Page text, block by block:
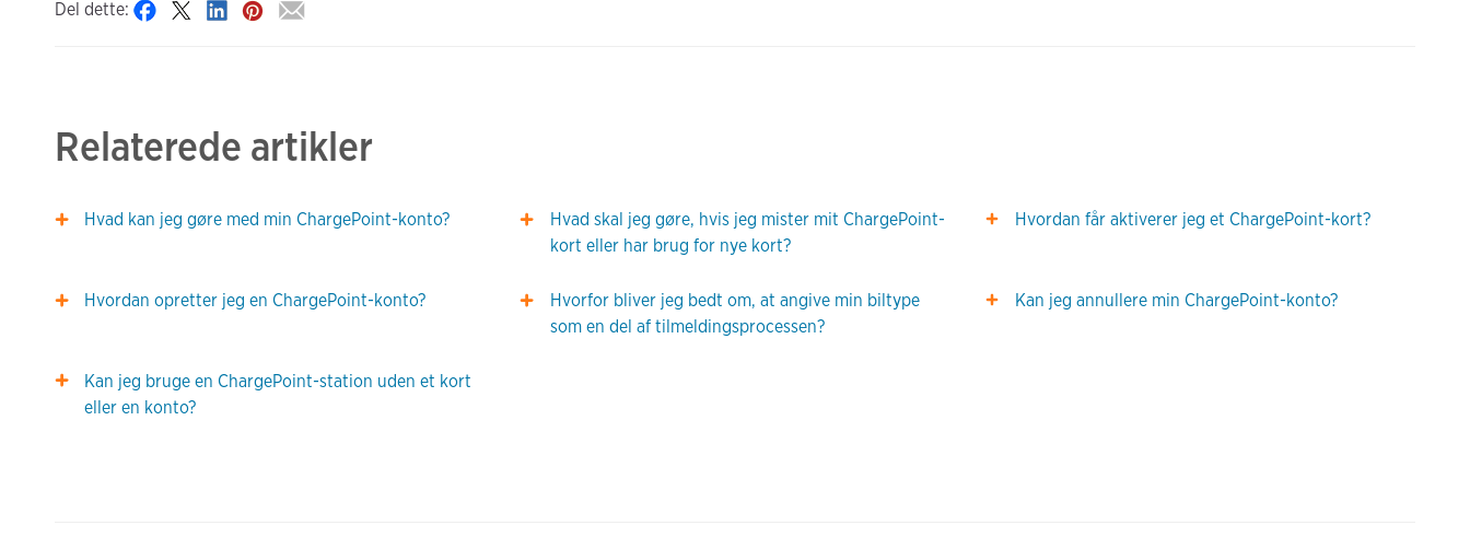
Del dette:
Relaterede artikler
Hvad kan jeg gøre med min ChargePoint-konto?
Hvad skal jeg gøre, hvis jeg mister mit ChargePoint-
kort eller har brug for nye kort?
Hvordan får aktiverer jeg et ChargePoint-kort?
Hvordan opretter jeg en ChargePoint-konto?
Hvorfor bliver jeg bedt om, at angive min biltype
som en del af tilmeldingsprocessen?
Kan jeg annullere min ChargePoint-konto?
Kan jeg bruge en ChargePoint-station uden et kort
eller en konto?